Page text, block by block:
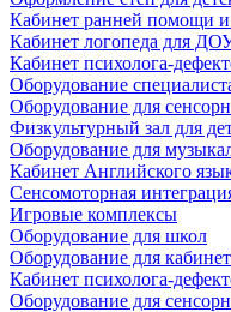
Кабинет ранней помощи и
Кабинет логопеда для
Кабинет психолога-
Оборудование
Оборудование для
Физкультурный зал для
Оборудование для
Кабинет Английского
Сенсомоторная
Игровые комплексы
Оборудование для школ
Оборудование для
Кабинет психолога-
Оборудование для